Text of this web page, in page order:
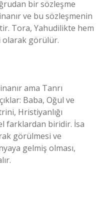
bir sözleşme
ve bu sözleşmenin
Tora, Yahudilikte hem
olarak görülür.
ama Tanrı
Baba, Oğul ve
Hristiyanlığı
farklardan biridir. İsa
görülmesi ve
gelmiş olması,